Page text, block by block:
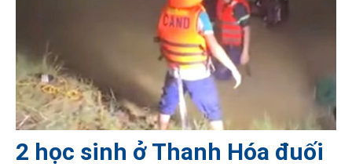
2 học sinh ở Thanh Hóa đuối